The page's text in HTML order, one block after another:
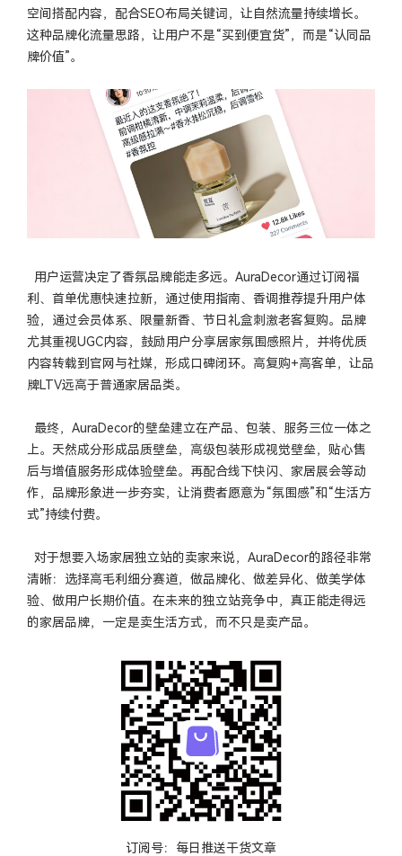
空间搭配内容，配合SEO布局关键词，让自然流量持续增长。
这种品牌化流量思路，让用户不是“买到便宜货”，而是“认同品
牌价值”。
用户运营决定了香氛品牌能走多远。AuraDecor通过订阅福
利、首单优惠快速拉新，通过使用指南、香调推荐提升用户体
验，通过会员体系、限量新香、节日礼盒刺激老客复购。品牌
尤其重视UGC内容，鼓励用户分享居家氛围感照片，并将优质
内容转载到官网与社媒，形成口碑闭环。高复购+高客单，让品
牌LTV远高于普通家居品类。
最终，AuraDecor的壁垒建立在产品、包装、服务三位一体之
上。天然成分形成品质壁垒，高级包装形成视觉壁垒，贴心售
后与增值服务形成体验壁垒。再配合线下快闪、家居展会等动
作，品牌形象进一步夯实，让消费者愿意为“氛围感”和“生活方
式”持续付费。
对于想要入场家居独立站的卖家来说，AuraDecor的路径非常
清晰：选择高毛利细分赛道，做品牌化、做差异化、做美学体
验、做用户长期价值。在未来的独立站竞争中，真正能走得远
的家居品牌，一定是卖生活方式，而不只是卖产品。
订阅号：每日推送干货文章